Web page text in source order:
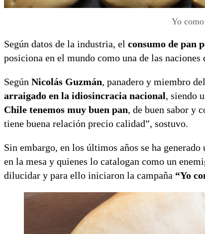
Yo
Según datos de la industria, el consumo de pan
posiciona en el mundo como una de las
Según Nicolás Guzmán, panadero y miembro
arraigado en la idiosincracia nacional, siendo
Chile tenemos muy buen pan, de buen sabor y
tiene buena relación precio calidad”, sostuvo.
Sin embargo, en los últimos años se ha
en la mesa y quienes lo catalogan como un
dilucidar y para ello iniciaron la campaña “Yo